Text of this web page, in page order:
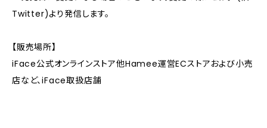
Twitter)より発信します。
【販売場所】
iFace公式オンラインストア他Hamee運営ECストアおよび小売
店など、iFace取扱店舗